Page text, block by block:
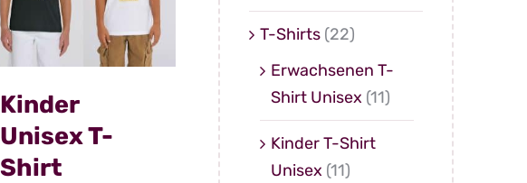
Kinder
Unisex T-
Shirt
T-Shirts (22)
Erwachsenen T-
Shirt Unisex (11)
Kinder T-Shirt
Unisex (11)